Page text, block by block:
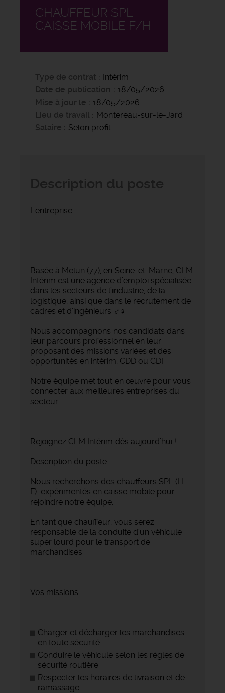
CHAUFFEUR SPL
CAISSE MOBILE F/H
Type de contrat
Intérim
Date de publication
18/05/2026
Mise à jour le
18/05/2026
Lieu de travail
Montereau-sur-le-Jard
Salaire
Selon profil
L'entreprise
Basée à Melun (77), en Seine-et-Marne, CLM
Intérim est une agence d’emploi spécialisée
dans les secteurs de l’industrie, de la
logistique, ainsi que dans le recrutement de
cadres et d’ingénieurs ‍♂️‍♀️
Nous accompagnons nos candidats dans
leur parcours professionnel en leur
proposant des missions variées et des
opportunités en intérim, CDD ou CDI.
Notre équipe met tout en œuvre pour vous
connecter aux meilleures entreprises du
secteur.
Rejoignez CLM Intérim dès aujourd’hui !
Description du poste
Nous recherchons des chauffeurs SPL (H-
F) expérimentés en caisse mobile pour
rejoindre notre équipe.
En tant que chauffeur, vous serez
responsable de la conduite d'un véhicule
super lourd pour le transport de
marchandises.
Vos missions:
Charger et décharger les marchandises
en toute sécurité
Conduire le véhicule selon les règles de
sécurité routière
Respecter les horaires de livraison et de
ramassage